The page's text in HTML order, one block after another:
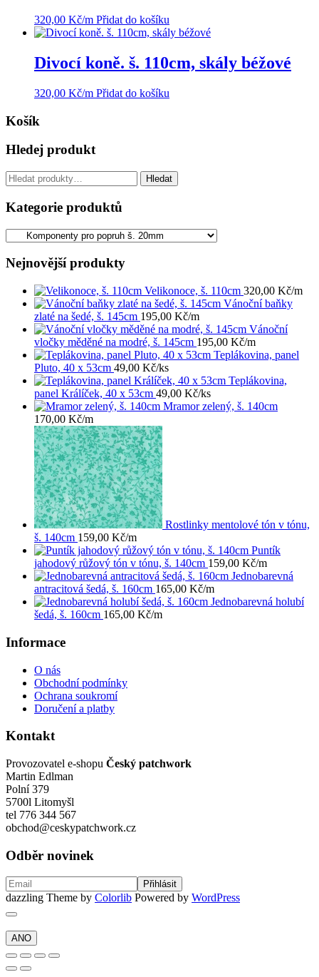
320,00 Kč/m Přidat do košíku
Divocí koně. š. 110cm, skály béžové
320,00 Kč/m Přidat do košíku
Košík
Hledej produkt
Hledat: Hledat
Kategorie produktů
Nejnovější produkty
Velikonoce, š. 110cm 320,00 Kč/m
Vánoční baňky
zlaté na šedé, š. 145cm 195,00 Kč/m
Vánoční
vločky měděné na modré, š. 145cm 195,00 Kč/m
Teplákovina, panel
Pluto, 40 x 53cm 49,00 Kč/ks
Teplákovina,
panel Králíček, 40 x 53cm 49,00 Kč/ks
Mramor zelený, š. 140cm
170,00 Kč/m
Rostlinky mentolové tón v tónu,
š. 140cm 159,00 Kč/m
Puntík
jahodový růžový tón v tónu, š. 140cm 159,00 Kč/m
Jednobarevná
antracitová šedá, š. 160cm 165,00 Kč/m
Jednobarevná holubí
šedá, š. 160cm 165,00 Kč/m
Informace
O nás
Obchodní podmínky
Ochrana soukromí
Doručení a platby
Kontakt
Provozovatel e-shopu Český patchwork
Martin Edlman
Polní 379
5700l Litomyšl
tel 776 344 567
obchod@ceskypatchwork.cz
Odběr novinek
dazzling Theme by Colorlib Powered by WordPress
ANO